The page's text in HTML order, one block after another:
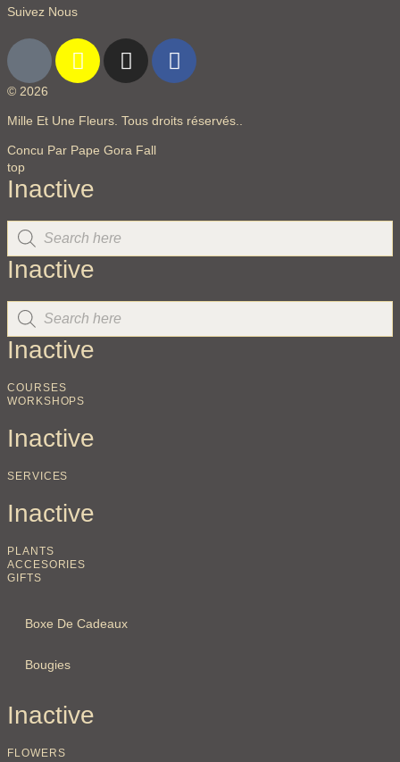
Suivez Nous
© 2026
Mille Et Une Fleurs. Tous droits réservés..
Concu Par Pape Gora Fall
top
Inactive
Inactive
Inactive
COURSES
WORKSHOPS
Inactive
SERVICES
Inactive
PLANTS
ACCESORIES
GIFTS
Boxe De Cadeaux
Bougies
Inactive
FLOWERS